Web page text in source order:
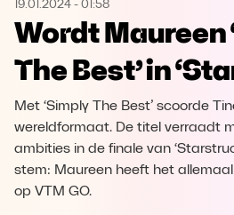
Microsoft Edge
Opera
19.01.2024 - 01:58
Wordt Maureen
The Best’ in
Met ‘Simply The Best’ scoorde
wereldformaat. De titel verraadt
ambities in de finale van
stem: Maureen heeft het allemaal!
op VTM GO.